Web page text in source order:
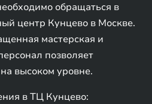
обращаться в
центр Кунцево в Москве.
мастерская и
позволяет
высоком уровне.
в ТЦ Кунцево: